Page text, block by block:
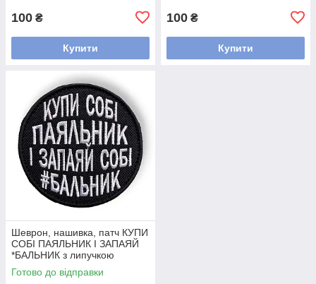
100 ₴
Купити
100 ₴
Купити
Шеврон, нашивка, патч КУПИ
СОБІ ПАЯЛЬНИК І ЗАПАЯЙ
*БАЛЬНИК з липучкою
Готово до відправки